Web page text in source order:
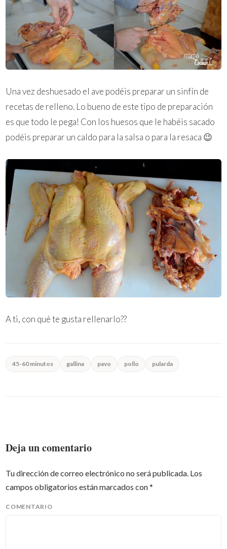
Una vez deshuesado el ave podéis preparar un sinfín de
recetas de relleno. Lo bueno de este tipo de preparación
es que todo le pega! Con los huesos que le habéis sacado
podéis preparar un caldo para la salsa o para la resaca 😉
A ti, con qué te gusta rellenarlo??
45-60 minutos gallina pavo pollo pularda
Deja un comentario
Tu dirección de correo electrónico no será publicada. Los
campos obligatorios están marcados con*
COMENTARIO